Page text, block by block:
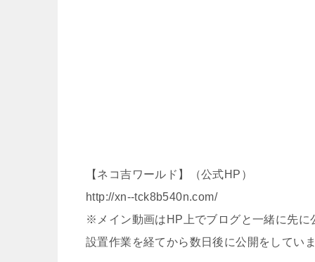
【ネコ吉ワールド】（公式HP）
http://xn--tck8b540n.com/
※メイン動画はHP上でブログと一緒に先に
設置作業を経てから数日後に公開をしていま